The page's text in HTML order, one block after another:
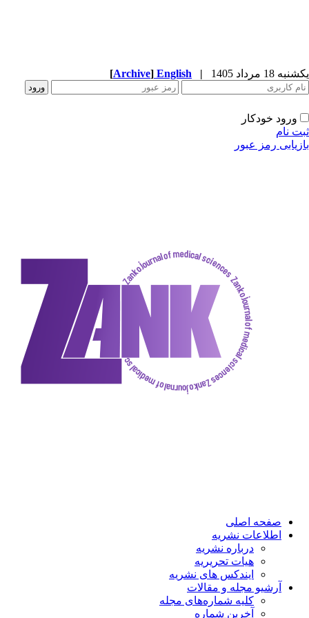
|
English
[Archive
عبور
اصلی
نشریه
درباره نشریه
هیات تحریریه
ایندکس های نشریه
مجله و مقالات
کلیه شماره‌های مجله
آخرین شماره